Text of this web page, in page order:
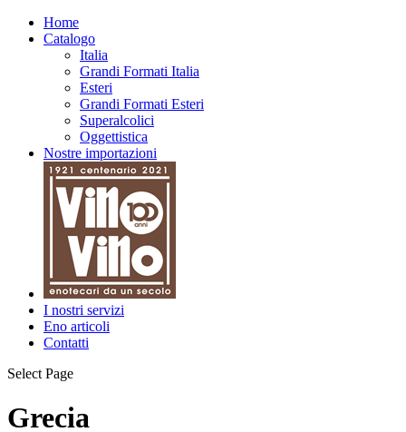
Home
Catalogo
Italia
Grandi Formati Italia
Esteri
Grandi Formati Esteri
Superalcolici
Oggettistica
Nostre importazioni
I nostri servizi
Eno articoli
Contatti
Select Page
Grecia